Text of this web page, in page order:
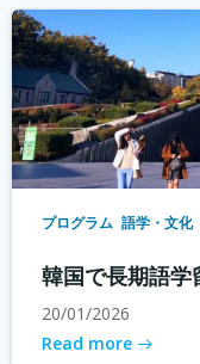
プログラム 語学・文化
韓国で長期語学
20/01/2026
Read more